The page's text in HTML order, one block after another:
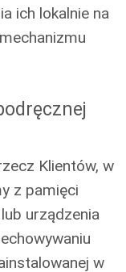
ich lokalnie na
Klientów, w
z pamięci
urządzenia
w